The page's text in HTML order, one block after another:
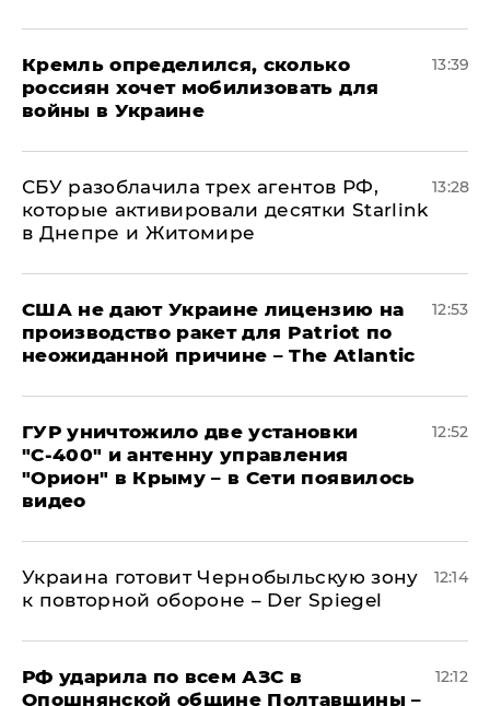
Кремль определился, сколько
россиян хочет мобилизовать для
войны в Украине
13:39
СБУ разоблачила трех агентов РФ,
которые активировали десятки Starlink
в Днепре и Житомире
13:28
США не дают Украине лицензию на
производство ракет для Patriot по
неожиданной причине – The Atlantic
12:53
ГУР уничтожило две установки
"С‑400" и антенну управления
"Орион" в Крыму – в Сети появилось
видео
12:52
Украина готовит Чернобыльскую зону
к повторной обороне – Der Spiegel
12:14
РФ ударила по всем АЗС в
Опошнянской общине Полтавщины –
12:12